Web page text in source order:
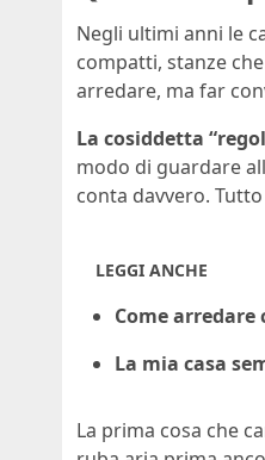
Negli ultimi anni le
compatti, stanze
arredare, ma far
La cosiddetta
modo di guardare
conta davvero.
LEGGI ANCHE
Come
La mia casa
La prima cosa che